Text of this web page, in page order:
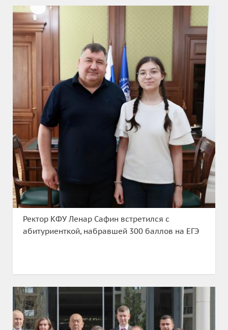
Ректор КФУ Ленар Сафин встретился с
абитуриенткой, набравшей 300 баллов на ЕГЭ